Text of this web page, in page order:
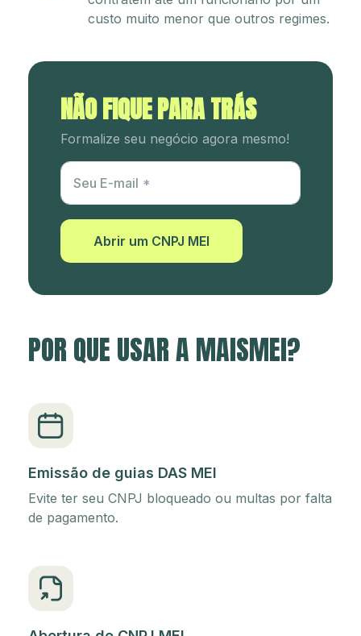
custo muito menor que outros regimes.
NÃO FIQUE PARA TRÁS
Formalize seu negócio agora mesmo!
Utm Content
Seu E-mail
Abrir um CNPJ MEI
POR QUE USAR A MAISMEI?
Emissão de guias DAS MEI
Evite ter seu CNPJ bloqueado ou multas por falta
de pagamento.